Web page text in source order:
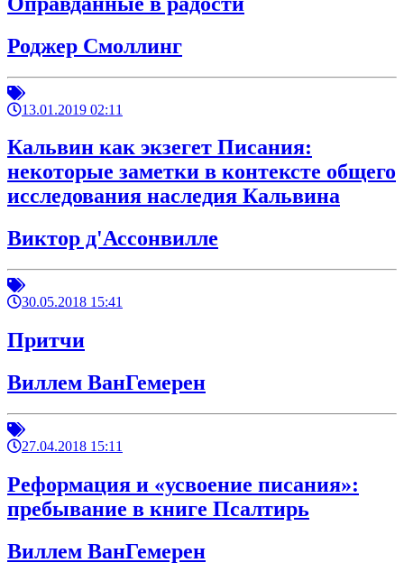
Роджер Смоллинг
13.01.2019 02:11
Кальвин как экзегет Писания:
некоторые заметки в контексте общего
исследования наследия Кальвина
Виктор д'Ассонвилле
30.05.2018 15:41
Притчи
Виллем ВанГемерен
27.04.2018 15:11
Реформация и «усвоение писания»:
пребывание в книге Псалтирь
Виллем ВанГемерен